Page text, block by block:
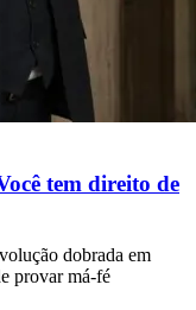
tem direito de
dobrada em
provar má-fé